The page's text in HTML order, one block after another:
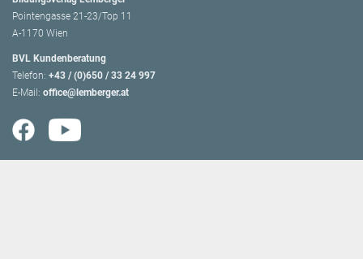
Pointengasse 21-23/Top 11
A-1170 Wien
BVL Kundenberatung
Telefon: +43 / (0)650 / 33 24 997
E-Mail: office@lemberger.at